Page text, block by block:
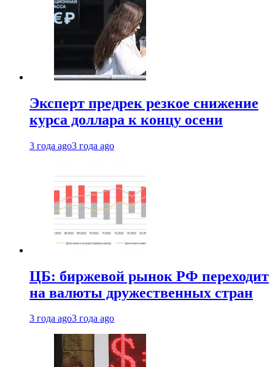
Эксперт предрек резкое снижение
курса доллара к концу осени
3 года ago3 года ago
ЦБ: биржевой рынок РФ переходит
на валюты дружественных стран
3 года ago3 года ago